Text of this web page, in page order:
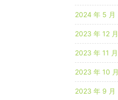
2024 年 5 月
2023 年 12 月
2023 年 11 月
2023 年 10 月
2023 年 9 月